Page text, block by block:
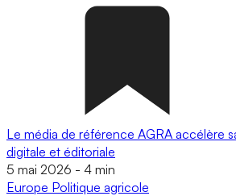
Le média de référence AGRA accélère
digitale et éditoriale
5 mai 2026 - 4 min
Europe Politique agricole